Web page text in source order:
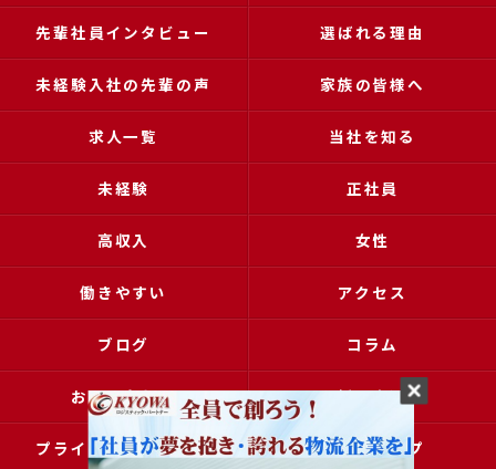
先輩社員インタビュー 選ばれる理由
未経験入社の先輩の声 家族の皆様へ
求人一覧 当社を知る
未経験 正社員
高収入 女性
働きやすい アクセス
ブログ コラム
お問い合わせ 採用申込
プライバシーポリシー サイトマップ